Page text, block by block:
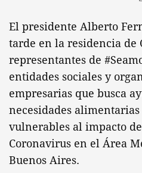
El presidente Alberto
tarde en la residencia de
representantes de
entidades sociales y
empresarias que busca
necesidades alimentarias
vulnerables al impacto
Coronavirus en el Área
Buenos Aires.